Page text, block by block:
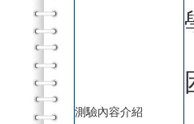
測驗內容介紹